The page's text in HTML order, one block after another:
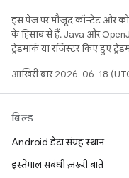
इस पेज पर मौजूद कॉन्टेंट और
के हिसाब से हैं. Java और
ट्रेडमार्क या रजिस्टर किए हुए
आखिरी बार 2026-06-18
बिल्ड
Android डेटा संग्रह स्थान
इस्तेमाल संबंधी ज़रूरी बातें